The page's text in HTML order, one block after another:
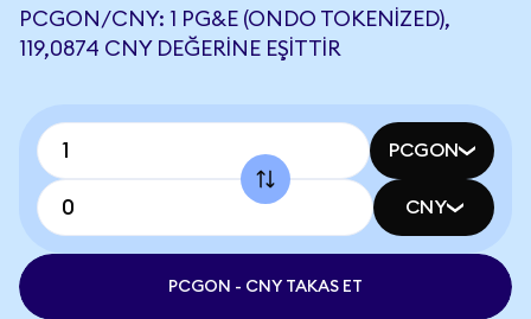
PCGON/CNY: 1 PG&E (ONDO TOKENIZED),
119,0874 CNY DEĞERINE EŞITTIR
PCGON
CNY
PCGON - CNY TAKAS ET